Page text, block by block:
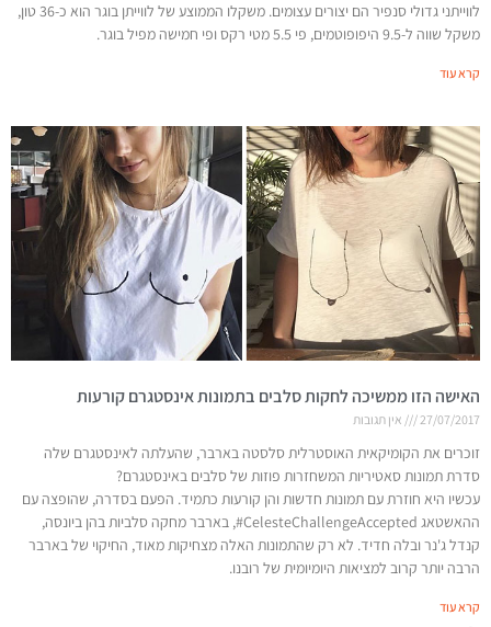
לווייתני גדולי סנפיר הם יצורים עצומים. משקלו הממוצע של לווייתן בוגר הוא כ-36 טון,
משקל שווה ל-9.5 היפופוטמים, פי 5.5 מטי רקס ופי חמישה מפיל בוגר.
קרא עוד
האישה הזו ממשיכה לחקות סלבים בתמונות אינסטגרם קורעות
27/07/2017 אין תגובות
זוכרים את הקומיקאית האוסטרלית סלסטה בארבר, שהעלתה לאינסטגרם שלה
סדרת תמונות סאטיריות המשחזרות פוזות של סלבים באינסטגרם?
עכשיו היא חוזרת עם תמונות חדשות והן קורעות כתמיד. הפעם בסדרה, שהופצה עם
ההאשטאג CelesteChallengeAccepted#, בארבר מחקה סלביות בהן ביונסה,
קנדל ג'נר ובלה חדיד. לא רק שהתמונות האלה מצחיקות מאוד, החיקוי של בארבר
הרבה יותר קרוב למציאות היומיומית של רובנו.
קרא עוד